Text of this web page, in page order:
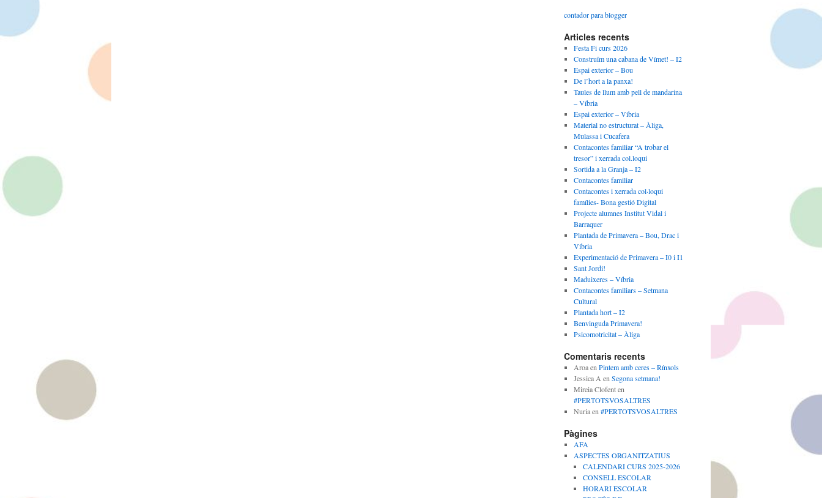
contador para blogger
Articles recents
Festa Fi curs 2026
Construïm una cabana de Vímet! – I2
Espai exterior – Bou
De l’hort a la panxa!
Taules de llum amb pell de mandarina
– Víbria
Espai exterior – Víbria
Material no estructurat – Àliga,
Mulassa i Cucafera
Contacontes familiar “A trobar el
tresor” i xerrada col.loqui
Sortida a la Granja – I2
Contacontes familiar
Contacontes i xerrada col·loqui
famílies- Bona gestió Digital
Projecte alumnes Institut Vidal i
Barraquer
Plantada de Primavera – Bou, Drac i
Víbria
Experimentació de Primavera – I0 i I1
Sant Jordi!
Maduixeres – Víbria
Contacontes familiars – Setmana
Cultural
Plantada hort – I2
Benvinguda Primavera!
Psicomotricitat – Àliga
Comentaris recents
Aroaen Pintem amb ceres – Rínxols
Jessica A en Segona setmana!
Mireia Clofenten
#PERTOTSVOSALTRES
Nuriaen #PERTOTSVOSALTRES
Pàgines
AFA
ASPECTES ORGANITZATIUS
CALENDARI CURS 2025-2026
CONSELL ESCOLAR
HORARI ESCOLAR